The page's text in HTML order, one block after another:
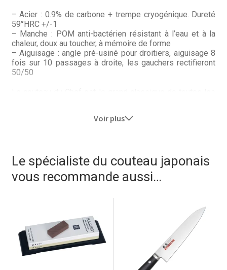
Thank you for booking
Tous les articles
– Acier : 0.9% de carbone + trempe cryogénique. Dureté
59°HRC +/-1
– Manche : POM anti-bactérien résistant à l’eau et à la
chaleur, doux au toucher, à mémoire de forme
– Aiguisage : angle pré-usiné pour droitiers, aiguisage 8
fois sur 10 passages à droite, les gauchers rectifieront
50/50
à posséder… A moins de lui préférer un santoku.
Voir plus
Le spécialiste du couteau japonais
vous recommande aussi…